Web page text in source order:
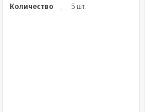
Количество
5 шт.